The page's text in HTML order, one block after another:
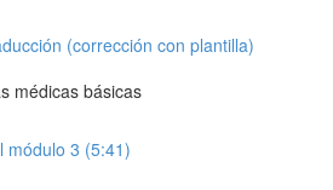
(corrección con plantilla)
médicas básicas
módulo 3 (5:41)